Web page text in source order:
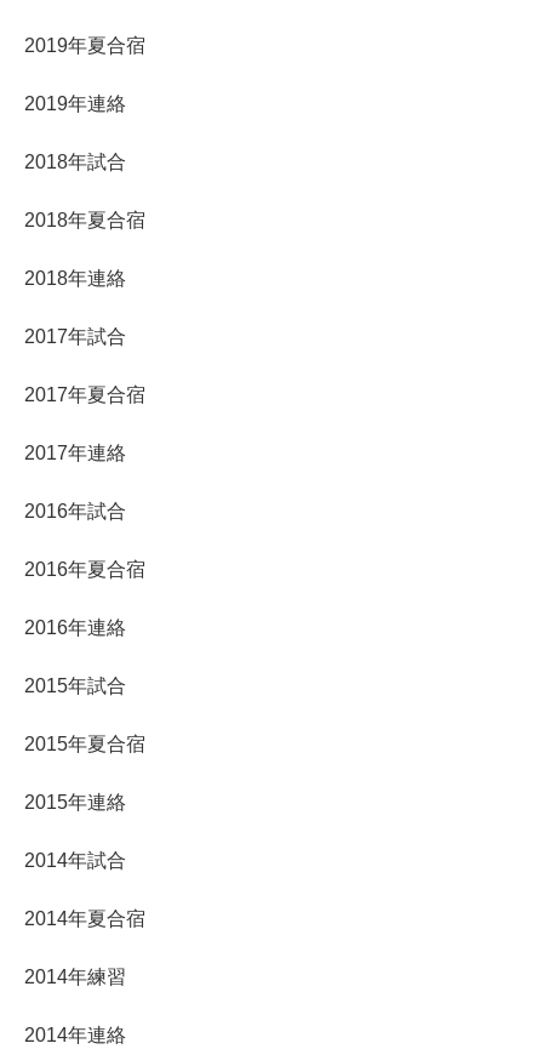
2019年夏合宿
2019年連絡
2018年試合
2018年夏合宿
2018年連絡
2017年試合
2017年夏合宿
2017年連絡
2016年試合
2016年夏合宿
2016年連絡
2015年試合
2015年夏合宿
2015年連絡
2014年試合
2014年夏合宿
2014年練習
2014年連絡